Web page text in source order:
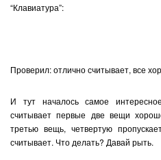
“Клавиатура”:
Проверил: отлично считывает, все
И тут началось самое
считывает первые две вещи
третью вещь, четвертую
считывает. Что делать? Давай рыть.